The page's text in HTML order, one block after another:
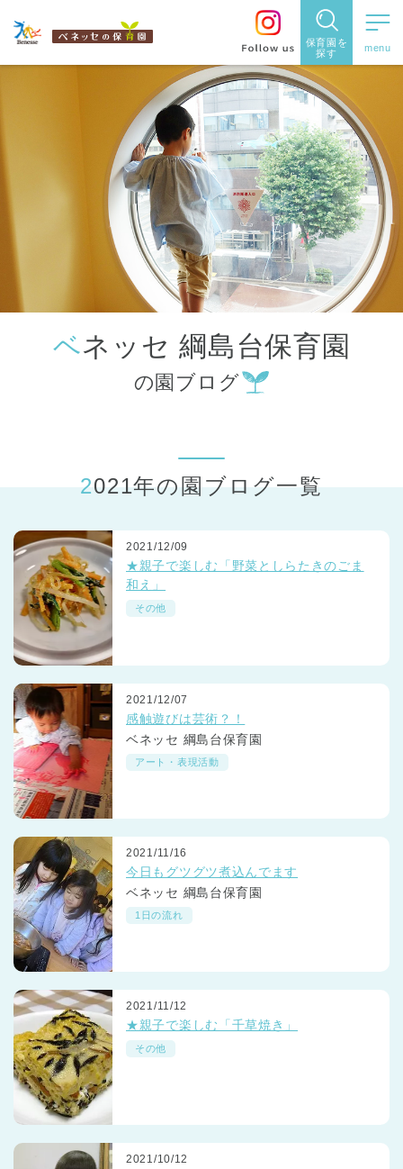
保育園を
探す
保育園を探す
住所・駅
名から探
す
都道府県
から探す
ベネッセ 綱島台保育園
の園ブログ
2021年の園ブログ一覧
2021/12/09
★親子で楽しむ「野菜としらたきのごま
和え」
その他
2021/12/07
感触遊びは芸術？！
ベネッセ 綱島台保育園
アート・表現活動
2021/11/16
今日もグツグツ煮込んでます
ベネッセ 綱島台保育園
1日の流れ
2021/11/12
★親子で楽しむ「千草焼き」
その他
2021/10/12